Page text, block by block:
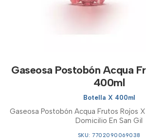
Gaseosa Postobón Acqua
400ml
Botella X 400ml
Gaseosa Postobón Acqua Frutos Rojos
Domicilio En San Gil
SKU: 7702090069038